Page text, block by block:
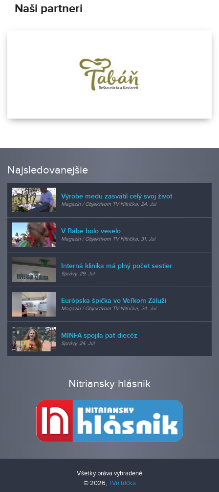
Naši partneri
Najsledovanejšie
Výrobe medu zasvätil celý svoj život
Magazín / Objektívom TV Nitrička, 24. Jul
V Bábe bolo veselo
Magazín / Objektívom TV Nitrička, 31. Jul
Interná klinika má plný počet sestier
Správy, 29. Jul
Európska špička vo Veľkom Záluží
Magazín / Objektívom TV Nitrička, 24. Jul
MINFA spojila päť diecéz
Správy, 24. Jul
Nitriansky hlásnik
Všetky práva vyhradené
© 2026,TVnitrička